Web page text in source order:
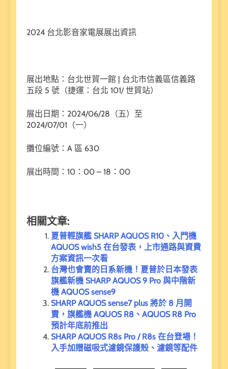
2024 台北影音家電展展出資訊
展出地點：台北世貿一館 | 台北市信義區信義路
五段 5 號（捷運：台北 101/ 世貿站）
展出日期：2024/06/28（五）至
2024/07/01（一）
攤位編號：A 區 630
展出時間：10：00 – 18：00
相關文章:
夏普輕旗艦 SHARP AQUOS R10、入門機
AQUOS wish5 在台發表，上市通路與資費
方案資訊一次看
台灣也會賣的日系新機！夏普於日本發表
旗艦新機 SHARP AQUOS 9 Pro 與中階新
機 AQUOS sense9
SHARP AQUOS sense7 plus 將於 8 月開
賣，旗艦機 AQUOS R8、AQUOS R8 Pro
預計年底前推出
SHARP AQUOS R8s Pro / R8s 在台登場！
入手加贈磁吸式濾鏡保護殼、濾鏡等配件